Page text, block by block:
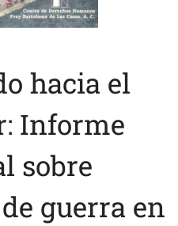
hacia el
Informe
sobre
guerra en